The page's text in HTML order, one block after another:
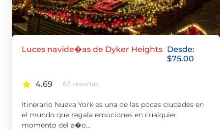
Luces navide�as de Dyker Heights Desde:
$75.00
4.69 62 reseñas
Itinerario Nueva York es una de las pocas ciudades en
el mundo que regala emociones en cualquier
momento del a�o…